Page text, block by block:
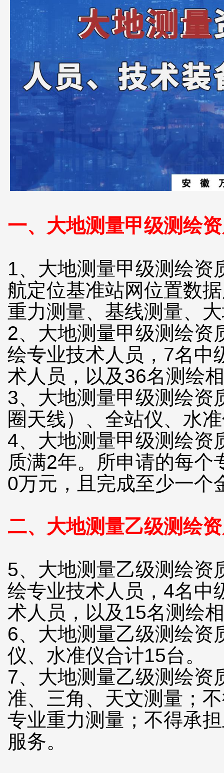
一、大地测量甲级测绘
1、大地测量甲级测绘资
航定位基准站网位置数
重力测量、基线测量、
2、大地测量甲级测绘资
绘专业技术人员，7名中
术人员，以及36名测绘
3、大地测量甲级测绘资
圈天线）、全站仪、水
4、大地测量甲级测绘资
质满2年。所申请的每
0万元，且完成至少一个
二、大地测量乙级测绘
5、大地测量乙级测绘资
绘专业技术人员，4名中
术人员，以及15名测绘
6、大地测量乙级测绘资
仪、水准仪合计15台。
7、大地测量乙级测绘资
准、三角、天文测量；
专业重力测量；不得承
服务。